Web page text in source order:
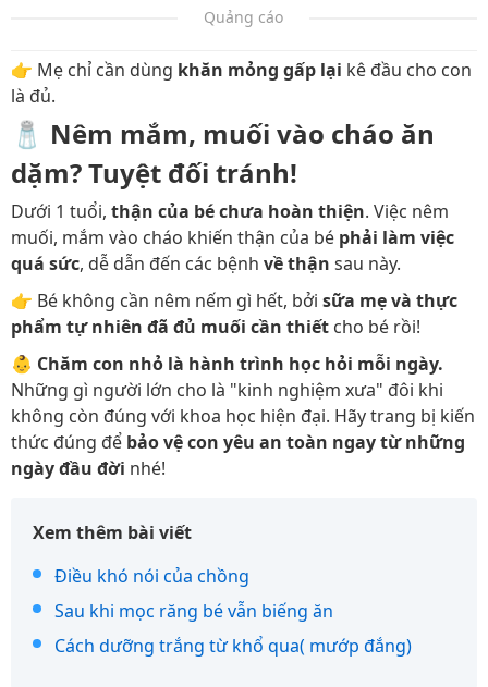
Quảng cáo
👉 Mẹ chỉ cần dùng khăn mỏng gấp lại kê đầu cho con
là đủ.
🧂 Nêm mắm, muối vào cháo ăn
dặm? Tuyệt đối tránh!
Dưới 1 tuổi, thận của bé chưa hoàn thiện. Việc nêm
muối, mắm vào cháo khiến thận của bé phải làm việc
quá sức, dễ dẫn đến các bệnh về thận sau này.
👉 Bé không cần nêm nếm gì hết, bởi sữa mẹ và thực
phẩm tự nhiên đã đủ muối cần thiết cho bé rồi!
👶 Chăm con nhỏ là hành trình học hỏi mỗi ngày.
Những gì người lớn cho là "kinh nghiệm xưa" đôi khi
không còn đúng với khoa học hiện đại. Hãy trang bị kiến
thức đúng để bảo vệ con yêu an toàn ngay từ những
ngày đầu đời nhé!
Xem thêm bài viết
Điều khó nói của chồng
Sau khi mọc răng bé vẫn biếng ăn
Cách dưỡng trắng từ khổ qua( mướp đắng)